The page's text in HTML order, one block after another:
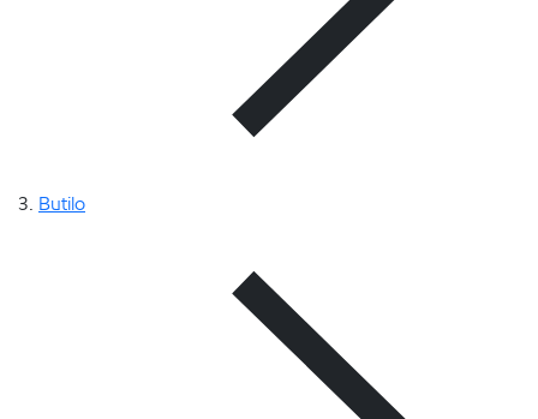
Butilo